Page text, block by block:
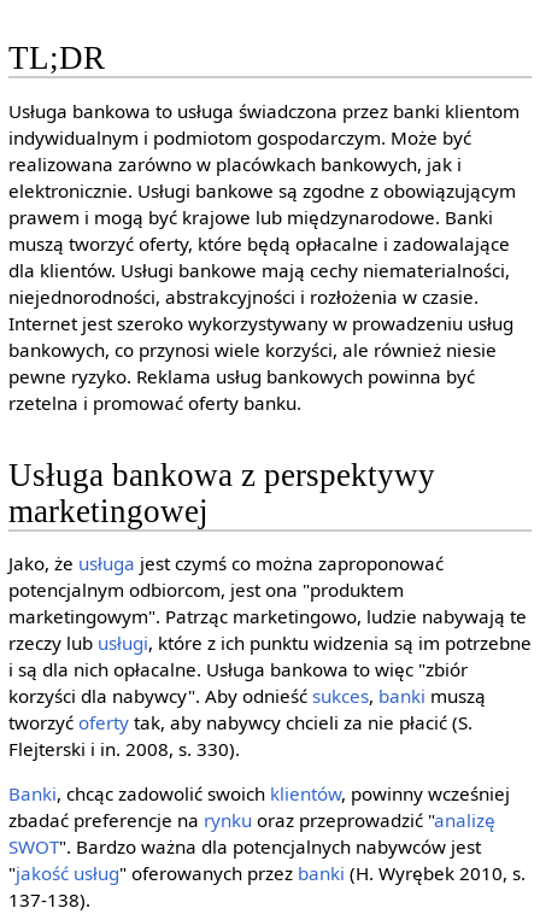
TL;DR
Usługa bankowa to usługa świadczona przez banki klientom
indywidualnym i podmiotom gospodarczym. Może być
realizowana zarówno w placówkach bankowych, jak i
elektronicznie. Usługi bankowe są zgodne z obowiązującym
prawem i mogą być krajowe lub międzynarodowe. Banki
muszą tworzyć oferty, które będą opłacalne i zadowalające
dla klientów. Usługi bankowe mają cechy niematerialności,
niejednorodności, abstrakcyjności i rozłożenia w czasie.
Internet jest szeroko wykorzystywany w prowadzeniu usług
bankowych, co przynosi wiele korzyści, ale również niesie
pewne ryzyko. Reklama usług bankowych powinna być
rzetelna i promować oferty banku.
Usługa bankowa z perspektywy
marketingowej
Jako, że usługa jest czymś co można zaproponować
potencjalnym odbiorcom, jest ona "produktem
marketingowym". Patrząc marketingowo, ludzie nabywają te
rzeczy lub usługi, które z ich punktu widzenia są im potrzebne
i są dla nich opłacalne. Usługa bankowa to więc "zbiór
korzyści dla nabywcy". Aby odnieść sukces, banki muszą
tworzyć ofertytak, aby nabywcy chcieli za nie płacić (S.
Flejterski i in. 2008, s. 330).
Banki, chcąc zadowolić swoich klientów, powinny wcześniej
zbadać preferencje na rynku oraz przeprowadzić "analizę
SWOT". Bardzo ważna dla potencjalnych nabywców jest
"jakość usług" oferowanych przez banki (H. Wyrębek 2010, s.
137-138).